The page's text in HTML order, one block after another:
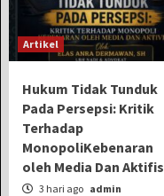
Artikel
Hukum Tidak Tunduk
Pada Persepsi: Kritik
Terhadap
MonopoliKebenaran
oleh Media Dan Aktifis
3 hari ago admin